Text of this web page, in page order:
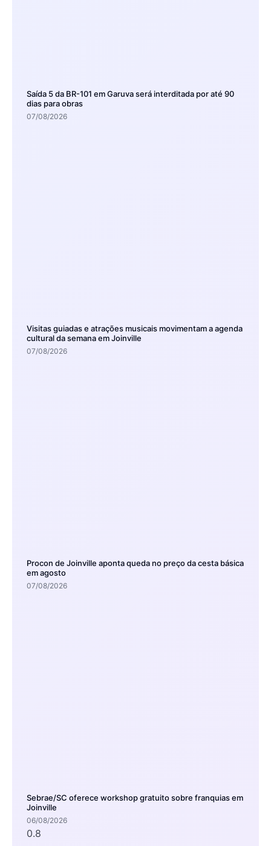
Saída 5 da BR-101 em Garuva será interditada por até 90
dias para obras
07/08/2026
Visitas guiadas e atrações musicais movimentam a agenda
cultural da semana em Joinville
07/08/2026
Procon de Joinville aponta queda no preço da cesta básica
em agosto
07/08/2026
Sebrae/SC oferece workshop gratuito sobre franquias em
Joinville
06/08/2026